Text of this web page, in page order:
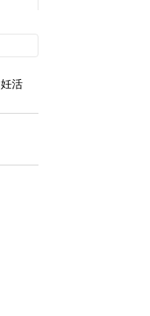
妊活